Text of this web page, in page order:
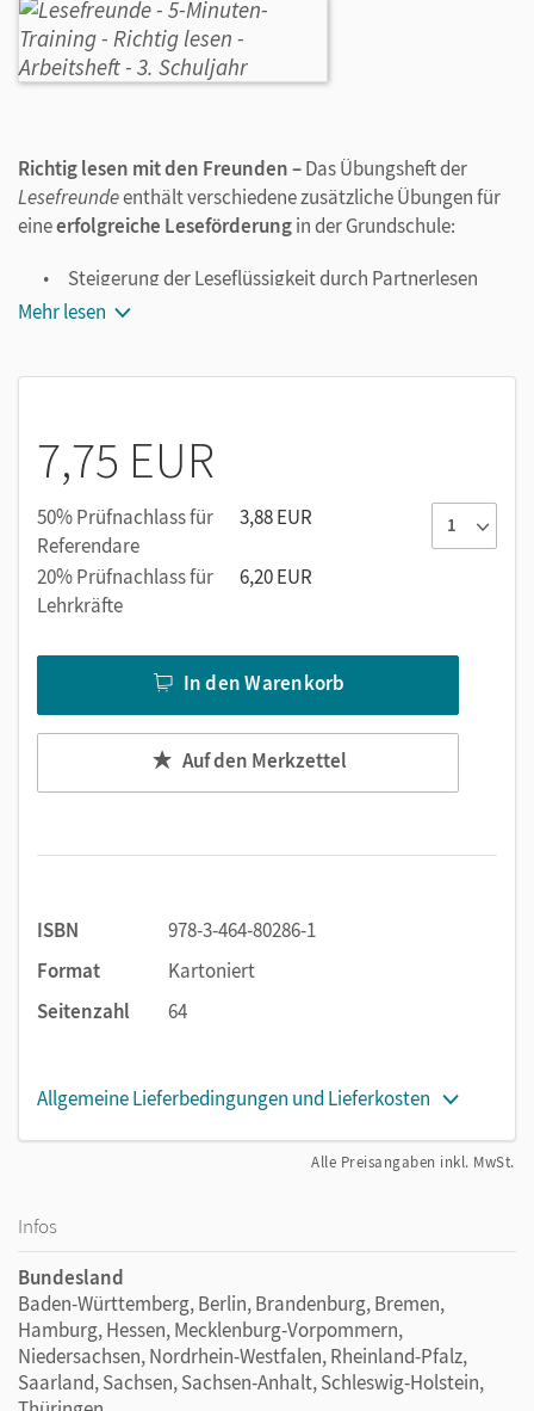
Richtig lesen mit den Freunden –Das Übungsheft der
Lesefreundeenthält verschiedene zusätzliche Übungen für
eineerfolgreiche Leseförderungin der Grundschule:
Steigerung der Leseflüssigkeit durch Partnerlesen
Vertiefung des Leseverständnisses durch einfache
Steigerung der Lesegeschwindigkeit durch Übungen
Bekannte Aufgabenformate aus dem Lesebuch unterstützen
das selbstständige Arbeiten. Die motivierenden Geschichten
und Übungen sind kapitelspezifisch strukturiert und passen
zu den Inhalten des Lesebuchs. Mit den "Bist du fit?"-Seiten
können die Kinderihre Leseleistung eigenständig prüfen.
Differenzierungsmöglichkeit in Ihrer Unterrichtsstunde
sowie in Freiarbeitsphasen. Es kann außerdem als
kurzweilige Wiederholung und zur Vertiefung zu Hause
genutzt werden.
Mehr lesen
7,75 EUR
50% Prüfnachlass für
Referendare
3,88 EUR
20% Prüfnachlass für
Lehrkräfte
6,20 EUR
In den Warenkorb
Auf den Merkzettel
ISBN
978-3-464-80286-1
Format
Kartoniert
Seitenzahl
64
Allgemeine Lieferbedingungen und Lieferkosten
Alle Preisangaben inkl. MwSt.
Infos
Bundesland
Baden-Württemberg, Berlin, Brandenburg, Bremen,
Hamburg, Hessen, Mecklenburg-Vorpommern,
Niedersachsen, Nordrhein-Westfalen, Rheinland-Pfalz,
Saarland, Sachsen, Sachsen-Anhalt, Schleswig-Holstein,